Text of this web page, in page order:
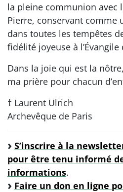
la pleine communion avec
Pierre, conservant comme
dans toutes les tempêtes
fidélité joyeuse à l’Évangile
Dans la joie qui est la
ma prière pour chacun
† Laurent Ulrich
Archevêque de Paris
S’inscrire à la
pour être tenu informé
informations.
Faire un don en ligne